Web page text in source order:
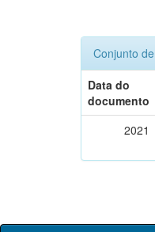
Conjunto
Data do
documento
2021